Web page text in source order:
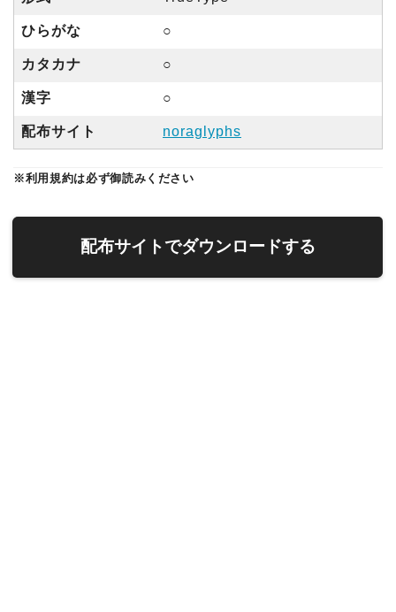
ひらがな ○
カタカナ ○
漢字 ○
配布サイト noraglyphs
※利用規約は必ず御読みください
配布サイトでダウンロードする